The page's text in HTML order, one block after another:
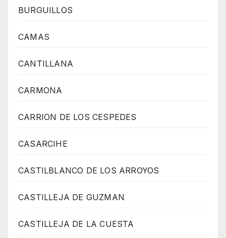
BURGUILLOS
CAMAS
CANTILLANA
CARMONA
CARRION DE LOS CESPEDES
CASARCIHE
CASTILBLANCO DE LOS ARROYOS
CASTILLEJA DE GUZMAN
CASTILLEJA DE LA CUESTA